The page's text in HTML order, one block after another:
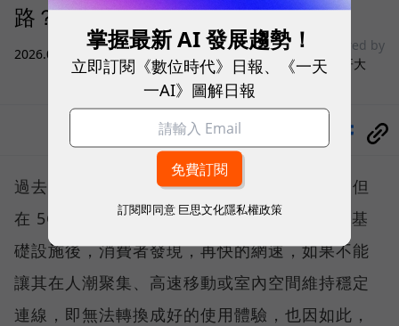
路？
2026.08.03 3C生活
sponsored by
台灣大哥大
過去，下載速度是評價電信服務的重要指標，但
在 5G 成為工作、娛樂、生活不可或缺的數位基
礎設施後，消費者發現，再快的網速，如果不能
讓其在人潮聚集、高速移動或室內空間維持穩定
連線，即無法轉換成好的使用體驗，也因如此，
掌握最新 AI 發展趨勢！
立即訂閱《數位時代》日報、《一天
一AI》圖解日報
訂閱即同意 巨思文化隱私權政策